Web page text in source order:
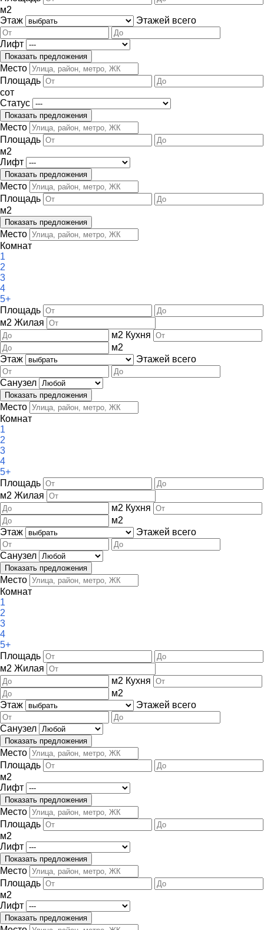
м2
Этаж
Этажей всего
Лифт
Место
Площадь
сот
Статус
Место
Площадь
м2
Лифт
Место
Площадь
м2
Место
Комнат
1
2
3
4
5+
Площадь
м2 Жилая
м2 Кухня
м2
Этаж
Этажей всего
Санузел
Место
Комнат
1
2
3
4
5+
Площадь
м2 Жилая
м2 Кухня
м2
Этаж
Этажей всего
Санузел
Место
Комнат
1
2
3
4
5+
Площадь
м2 Жилая
м2 Кухня
м2
Этаж
Этажей всего
Санузел
Место
Площадь
м2
Лифт
Место
Площадь
м2
Лифт
Место
Площадь
м2
Лифт